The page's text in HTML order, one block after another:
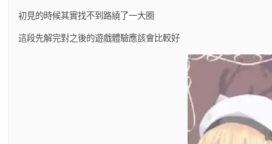
初見的時候其實找不到路繞了一大圈
這段先解完對之後的遊戲體驗應該會比較好